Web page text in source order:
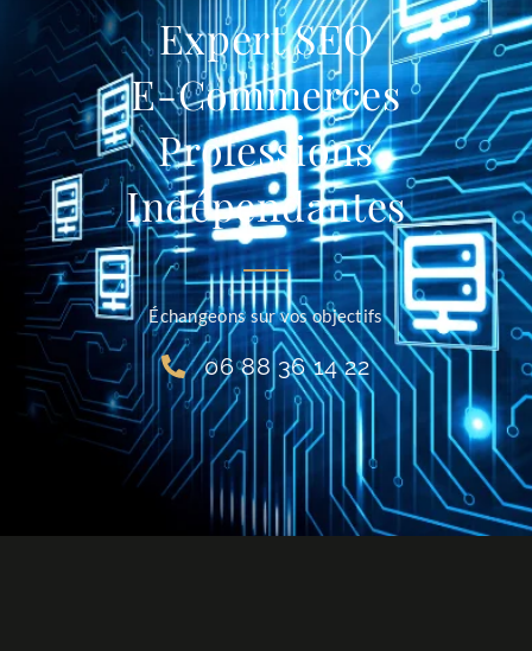
Expert SEO
E-Commerces
Professions
Indépendantes
Échangeons sur vos objectifs
06 88 36 14 22